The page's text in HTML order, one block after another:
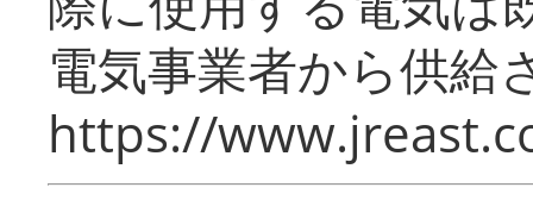
電気事業者から供給
https://